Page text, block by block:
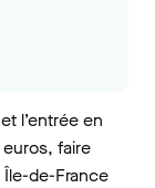
et l’entrée en
faire
Île-de-France